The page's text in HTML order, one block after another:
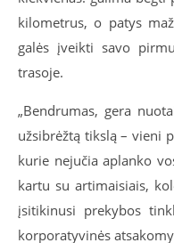
kilometrus, o patys
galės įveikti savo
trasoje.
„Bendrumas, gera
užsibrėžtą tikslą – vieni
kurie nejučia aplanko
kartu su artimaisiais,
įsitikinusi prekybos
korporatyvinės